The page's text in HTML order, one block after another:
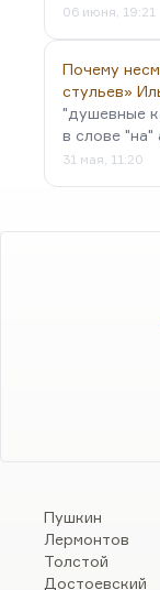
06 июня, 19:21
Почему
стульев»
"душевные
в слове "на"
31 мая, 11:20
Пушкин
Лермонтов
Толстой
Достоевский